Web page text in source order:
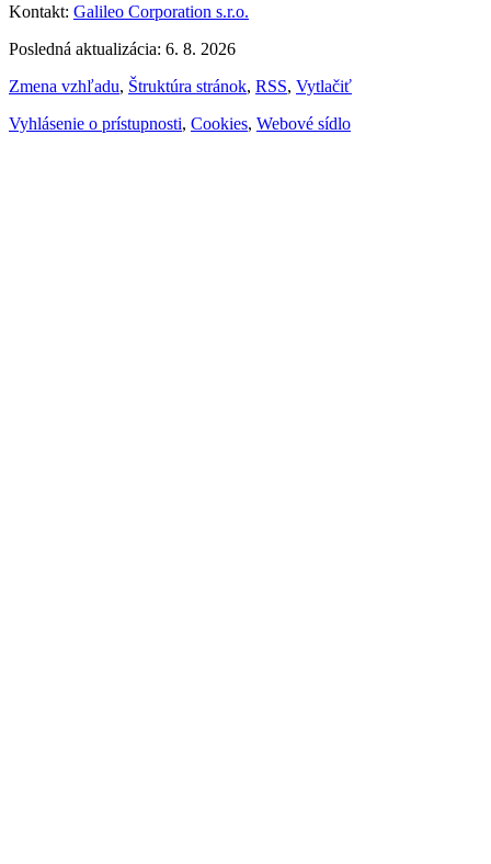
Kontakt: Galileo Corporation s.r.o.
Posledná aktualizácia: 6. 8. 2026
Zmena vzhľadu, Štruktúra stránok, RSS, Vytlačiť
Vyhlásenie o prístupnosti, Cookies, Webové sídlo